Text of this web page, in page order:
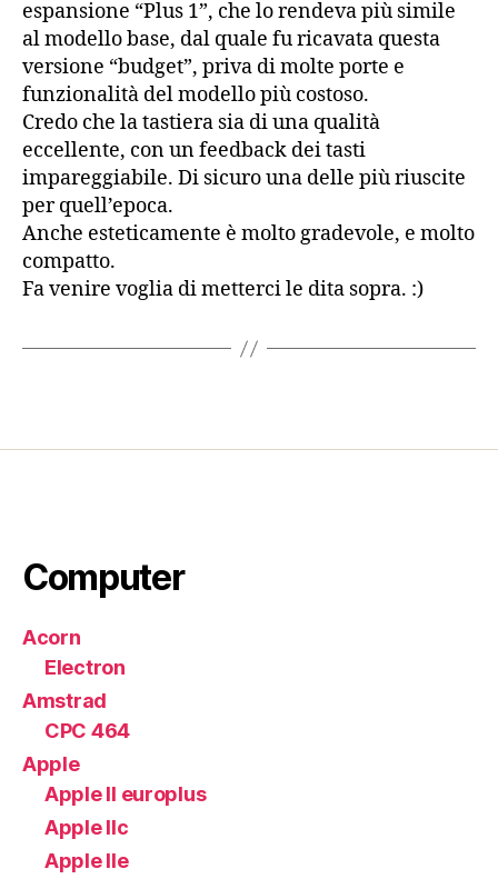
espansione “Plus 1”, che lo rendeva più simile
al modello base, dal quale fu ricavata questa
versione “budget”, priva di molte porte e
funzionalità del modello più costoso.
Credo che la tastiera sia di una qualità
eccellente, con un feedback dei tasti
impareggiabile. Di sicuro una delle più riuscite
per quell’epoca.
Anche esteticamente è molto gradevole, e molto
compatto.
Fa venire voglia di metterci le dita sopra. :)
Computer
Acorn
Electron
Amstrad
CPC 464
Apple
Apple II europlus
Apple IIc
Apple IIe